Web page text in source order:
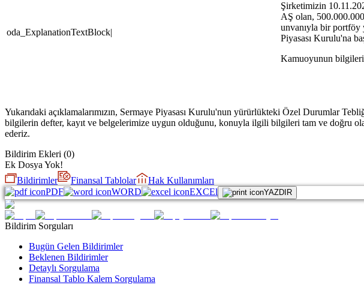
oda_ExplanationTextBlock|
Şirketimizin
AŞ olan,
unvanıyla bir portföy
Piyasası Kurulu'na
Kamuoyunun
Yukarıdaki açıklamalarımızın, Sermaye Piyasası Kurulu'nun yürürlükteki Özel Durumlar
bilgilerin defter, kayıt ve belgelerimize uygun olduğunu, konuyla ilgili bilgileri tam ve doğru
ederiz.
Bildirim Ekleri (0)
Ek Dosya Yok!
Bildirimler
Finansal Tablolar
Hak Kullanımları
PDF
WORD EXCEl YAZDIR
Bildirim Sorguları
Bugün Gelen Bildirimler
Beklenen Bildirimler
Detaylı Sorgulama
Finansal Tablo Kalem Sorgulama